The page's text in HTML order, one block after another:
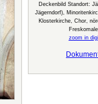
Deckenbild Standort:
Jägerndorf),
Klosterkirche, Chor,
zoom in